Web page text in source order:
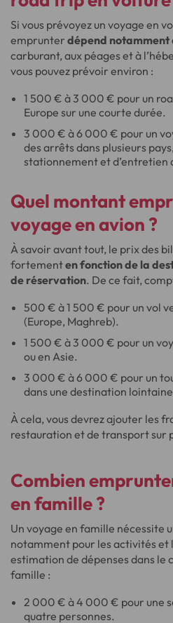
Si vous prévoyez un voyage en
emprunter dépend notamment
carburant, aux péages et à
vous pouvez prévoir environ :
1 500 € à 3 000 € pour un
Europe sur une courte durée.
3 000 € à 6 000 € pour un
des arrêts dans plusieurs
stationnement et d’entretien
Quel montant
voyage en avion ?
À savoir avant tout, le prix des
fortementen fonction de la
de réservation. De ce fait,
500 € à 1 500 € pour un vol
(Europe, Maghreb).
1 500 € à 3 000 € pour un
ou en Asie.
3 000 € à 6 000 € pour un
dans une destination
À cela, vous devrez ajouter les
restauration et de transport sur
Combien
en famille ?
Un voyage en famille nécessite
notamment pour les activités et
estimation de dépenses dans le
famille :
2 000 € à 4 000 € pour une
quatre personnes.